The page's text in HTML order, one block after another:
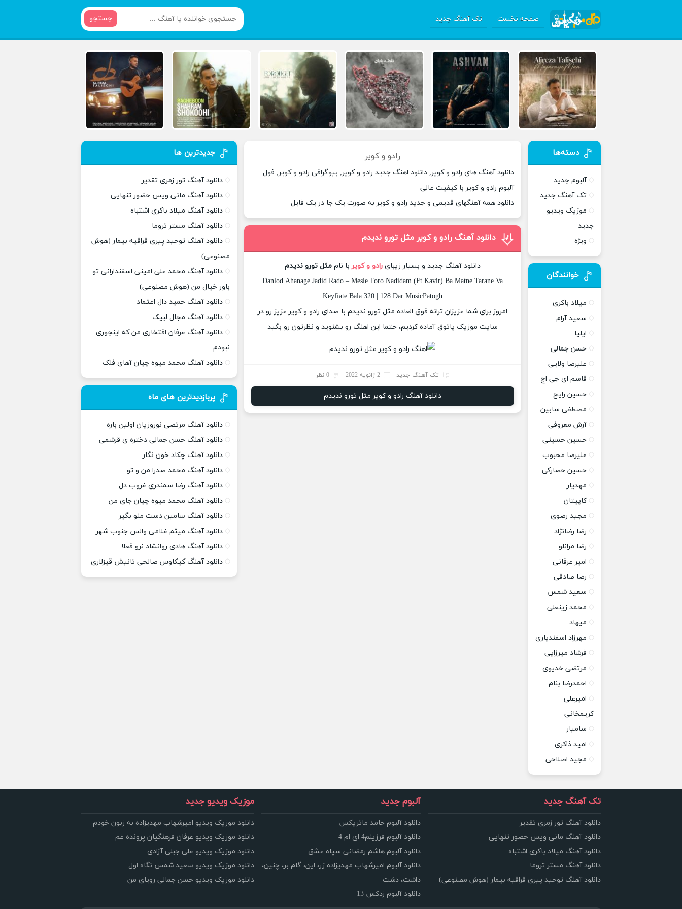
صفحه نخست تک آهنگ جدید جستجو
رادو و کویر
دانلود آهنگ های رادو و کویر, دانلود اهنگ جدید رادو و کویر, بیوگرافی رادو و کویر, فول
آلبوم رادو و کویر با کیفیت عالی
دانلود همه آهنگهای قدیمی و جدید رادو و کویر به صورت یک جا در یک فایل
دانلود آهنگ رادو و کویر مثل تورو ندیدم
دانلود آهنگ جدید و بسیار زیبایرادو و کویر با ناممثل تورو ندیدم
Danlod Ahanage Jadid Rado – Mesle Toro Nadidam (Ft Kavir) Ba Matne Tarane Va
Keyfiate Bala 320 | 128 Dar MusicPatogh
امروز برای شما عزیزان ترانه فوق العاده مثل تورو ندیدم با صدای رادو و کویر عزیز رو در
سایت موزیک پاتوق آماده کردیم، حتما این اهنگ رو بشنوید و نظرتون رو بگید
تک آهنگ جدید 2 ژانویه 2022 0 نظر
دانلود آهنگ رادو و کویر مثل تورو ندیدم
دسته‌ها
آلبوم جدید
تک آهنگ جدید
موزیک ویدیو
جدید
ویژه
خوانندگان
میلاد باکری
سعید آرام
ایلیا
حسن جمالی
علیرضا ولایی
قاسم ای جی اچ
حسین رایج
مصطفی سابین
آرش معروفی
حسین حسینی
علیرضا محبوب
حسین حصارکی
مهدیار
کاپیتان
مجید رضوی
رضا رضانژاد
رضا مرانلو
امیر عرفانی
رضا صادقی
سعید شمس
محمد زینعلی
میهاد
مهرزاد اسفندیاری
فرشاد میرزایی
مرتضی خدیوی
احمدرضا بنام
امیرعلی
کریمخانی
سامیار
امید ذاکری
مجید اصلاحی
جدیدترین ها
دانلود آهنگ تور زمری تقدیر
دانلود آهنگ مانی ویس حضور تنهایی
دانلود آهنگ میلاد باکری اشتباه
دانلود آهنگ مستر تروما
دانلود آهنگ توحید پیری قراقیه بیمار (هوش
مصنوعی)
دانلود آهنگ محمد علی امینی اسفندارانی تو
باور خیال من (هوش مصنوعی)
دانلود آهنگ حمید دال اعتماد
دانلود آهنگ مجال لبیک
دانلود آهنگ عرفان افتخاری من که اینجوری
نبودم
دانلود آهنگ محمد میوه چیان آهای فلک
پربازدیدترین های ماه
دانلود آهنگ مرتضی نوروزیان اولین باره
دانلود آهنگ حسن جمالی دختره ی قرشمی
دانلود آهنگ چکاد خون نگار
دانلود آهنگ محمد صدرا من و تو
دانلود آهنگ رضا سمندری غروب دل
دانلود آهنگ محمد میوه چیان جای من
دانلود آهنگ سامین دست منو بگیر
دانلود آهنگ میثم غلامی والس جنوب شهر
دانلود آهنگ هادی روانشاد نرو فعلا
دانلود آهنگ کیکاوس صالحی تانیش قیزلاری
تک آهنگ جدید
دانلود آهنگ تور زمری تقدیر
دانلود آهنگ مانی ویس حضور تنهایی
دانلود آهنگ میلاد باکری اشتباه
دانلود آهنگ مستر تروما
دانلود آهنگ توحید پیری قراقیه بیمار (هوش مصنوعی)
آلبوم جدید
دانلود آلبوم حامد ماتریکس
دانلود آلبوم فرزینم4 ای ام 4
دانلود آلبوم هاشم رمضانی سپاه عشق
دانلود آلبوم امیرشهاب مهدیزاده زر، این، گام بر، چنین،
داشت، دشت
دانلود آلبوم زدکس 13
موزیک ویدیو جدید
دانلود موزیک ویدیو امیرشهاب مهدیزاده به زبون خودم
دانلود موزیک ویدیو عرفان فرهنگیان پرونده غم
دانلود موزیک ویدیو علی جبلی آزادی
دانلود موزیک ویدیو سعید شمس نگاه اول
دانلود موزیک ویدیو حسن جمالی رویای من